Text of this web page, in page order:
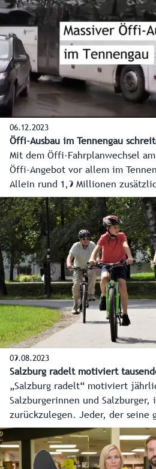
06.12.2023
Öffi-Ausbau im Tennengau
Mit dem Öffi-Fahrplanwechsel
Öffi-Angebot vor allem im
Allein rund 1,9 Millionen
für den Tennengau.
mehr Kapazitäten stärken
den Bezirk.
09.08.2023
Salzburg radelt motiviert
„Salzburg radelt“ motiviert
Salzburgerinnen und Salzburger,
zurückzulegen. Jeder, der seine
unter salzburg.radelt.at oder
einträgt, macht automatisch bei
Gewinnspielen mit. Zudem ist